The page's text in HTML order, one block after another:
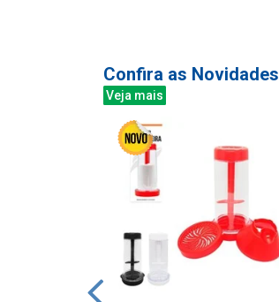
Confira as Novidades
Veja mais